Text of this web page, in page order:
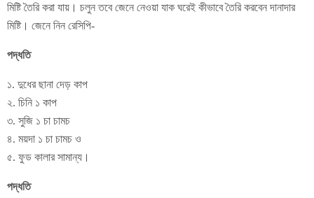
মিষ্টি তৈরি করা যায়। চলুন তবে জেনে নেওয়া যাক ঘরেই কীভাবে তৈরি করবেন দানাদার
মিষ্টি। জেনে নিন রেসিপি-
পদ্ধতি
১. দুধের ছানা দেড় কাপ
২. চিনি ১ কাপ
৩. সুজি ১ চা চামচ
৪. ময়দা ১ চা চামচ ও
৫. ফুড কালার সামান্য।
পদ্ধতি